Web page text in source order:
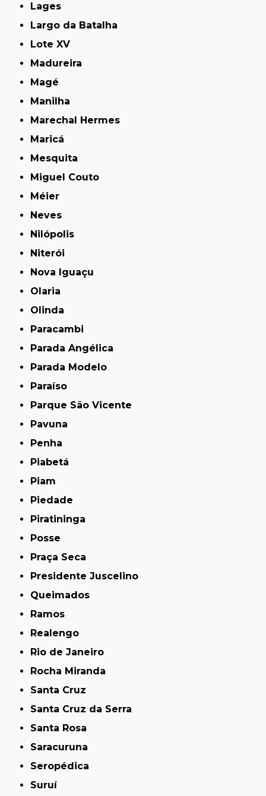
Lages
Largo da Batalha
Lote XV
Madureira
Magé
Manilha
Marechal Hermes
Maricá
Mesquita
Miguel Couto
Méier
Neves
Nilópolis
Niterói
Nova Iguaçu
Olaria
Olinda
Paracambi
Parada Angélica
Parada Modelo
Paraíso
Parque São Vicente
Pavuna
Penha
Piabetá
Piam
Piedade
Piratininga
Posse
Praça Seca
Presidente Juscelino
Queimados
Ramos
Realengo
Rio de Janeiro
Rocha Miranda
Santa Cruz
Santa Cruz da Serra
Santa Rosa
Saracuruna
Seropédica
Suruí